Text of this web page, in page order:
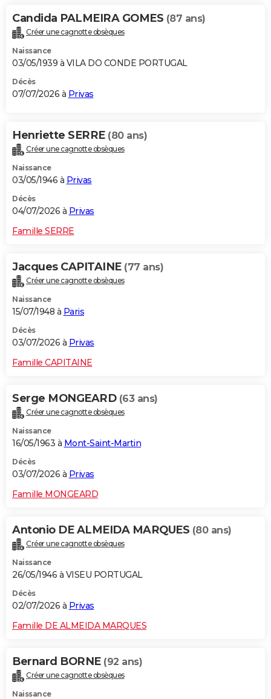
Candida PALMEIRA GOMES (87 ans)
Créer une cagnotte obsèques
Naissance
03/05/1939 à VILA DO CONDE PORTUGAL
Décès
07/07/2026 à Privas
Henriette SERRE (80 ans)
Créer une cagnotte obsèques
Naissance
03/05/1946 à Privas
Décès
04/07/2026 à Privas
Famille SERRE
Jacques CAPITAINE (77 ans)
Créer une cagnotte obsèques
Naissance
15/07/1948 à Paris
Décès
03/07/2026 à Privas
Famille CAPITAINE
Serge MONGEARD (63 ans)
Créer une cagnotte obsèques
Naissance
16/05/1963 à Mont-Saint-Martin
Décès
03/07/2026 à Privas
Famille MONGEARD
Antonio DE ALMEIDA MARQUES (80 ans)
Créer une cagnotte obsèques
Naissance
26/05/1946 à VISEU PORTUGAL
Décès
02/07/2026 à Privas
Famille DE ALMEIDA MARQUES
Bernard BORNE (92 ans)
Créer une cagnotte obsèques
Naissance